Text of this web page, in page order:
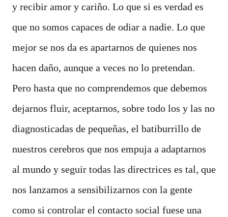
y recibir amor y cariño. Lo que si es verdad es
que no somos capaces de odiar a nadie. Lo que
mejor se nos da es apartarnos de quienes nos
hacen daño, aunque a veces no lo pretendan.
Pero hasta que no comprendemos que debemos
dejarnos fluir, aceptarnos, sobre todo los y las no
diagnosticadas de pequeñas, el batiburrillo de
nuestros cerebros que nos empuja a adaptarnos
al mundo y seguir todas las directrices es tal, que
nos lanzamos a sensibilizarnos con la gente
como si controlar el contacto social fuese una